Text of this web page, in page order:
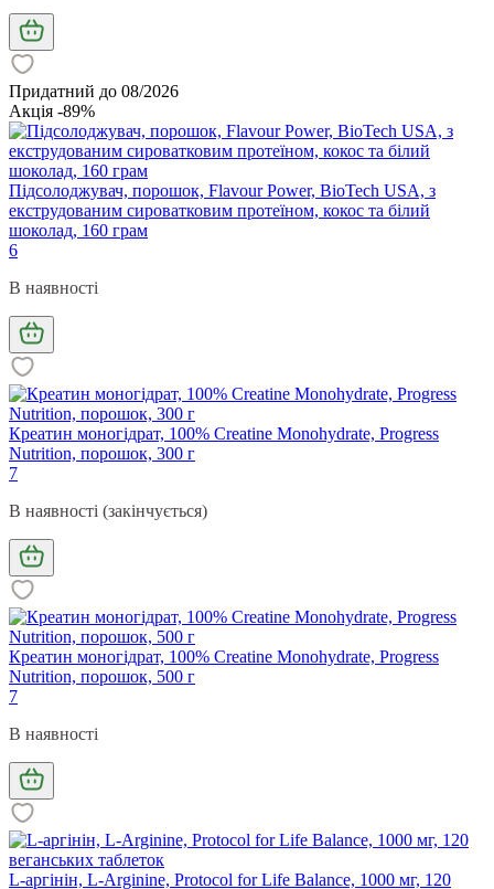
Придатний до 08/2026
Акція -89%
Підсолоджувач, порошок, Flavour Power, BioTech USA, з
екструдованим сироватковим протеїном, кокос та білий
шоколад, 160 грам
6
В наявності
Креатин моногідрат, 100% Creatine Monohydrate, Progress
Nutrition, порошок, 300 г
7
В наявності (закінчується)
Креатин моногідрат, 100% Creatine Monohydrate, Progress
Nutrition, порошок, 500 г
7
В наявності
L-аргінін, L-Arginine, Protocol for Life Balance, 1000 мг, 120